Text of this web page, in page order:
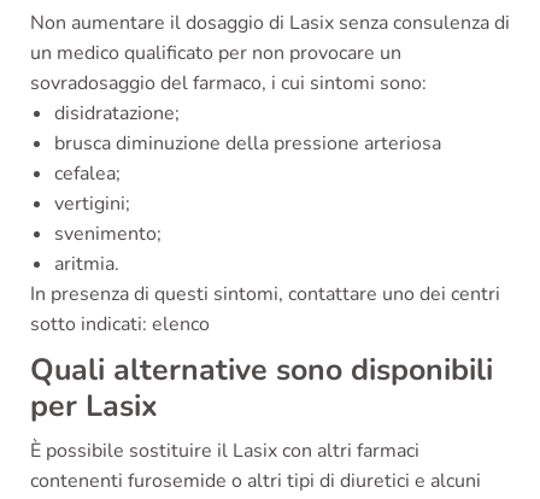
Non aumentare il dosaggio di Lasix senza consulenza di
un medico qualificato per non provocare un
sovradosaggio del farmaco, i cui sintomi sono:
disidratazione;
brusca diminuzione della pressione arteriosa
cefalea;
vertigini;
svenimento;
aritmia.
In presenza di questi sintomi, contattare uno dei centri
sotto indicati: elenco
Quali alternative sono disponibili
per Lasix
È possibile sostituire il Lasix con altri farmaci
contenenti furosemide o altri tipi di diuretici e alcuni